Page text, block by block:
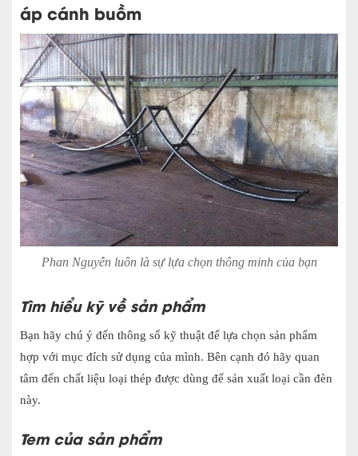
áp cánh buồm
Phan Nguyễn luôn là sự lựa chọn thông minh của bạn
Tìm hiểu kỹ về sản phẩm
Bạn hãy chú ý đến thông số kỹ thuật để lựa chọn sản phẩm
hợp với mục đích sử dụng của mình. Bên cạnh đó hãy quan
tâm đến chất liệu loại thép được dùng để sản xuất loại cần đèn
này.
Tem của sản phẩm